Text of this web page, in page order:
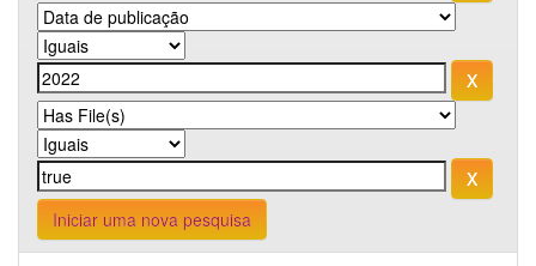
Iniciar uma nova pesquisa